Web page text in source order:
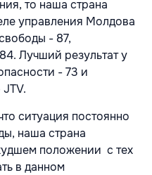
то наша страна
управления Молдова
- 87,
Лучший результат у
- 73 и
ситуация постоянно
наша страна
положении с тех
в данном